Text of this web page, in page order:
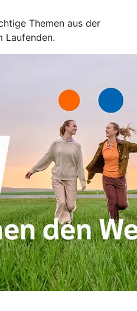
Themen aus der
Laufenden.